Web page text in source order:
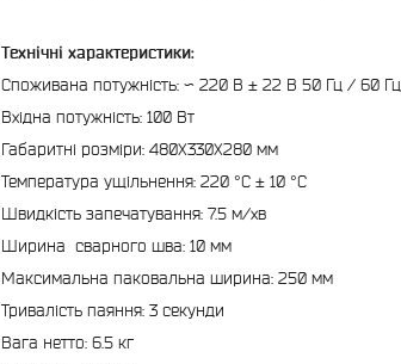
Технічні характеристики:
Споживана потужність: ~ 220 В ± 22 В 50 Гц / 60 Гц
Вхідна потужність: 100 Вт
Габаритні розміри: 480X330X280 мм
Температура ущільнення: 220 °C ± 10 °C
Швидкість запечатування: 7.5 м/хв
Ширина сварного шва: 10 мм
Максимальна паковальна ширина: 250 мм
Тривалість паяння: 3 секунди
Вага нетто: 6.5 кг